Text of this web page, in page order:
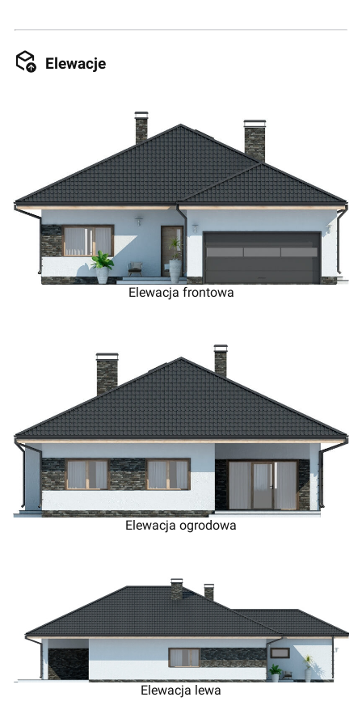
Elewacje
Elewacja frontowa
Elewacja ogrodowa
Elewacja lewa